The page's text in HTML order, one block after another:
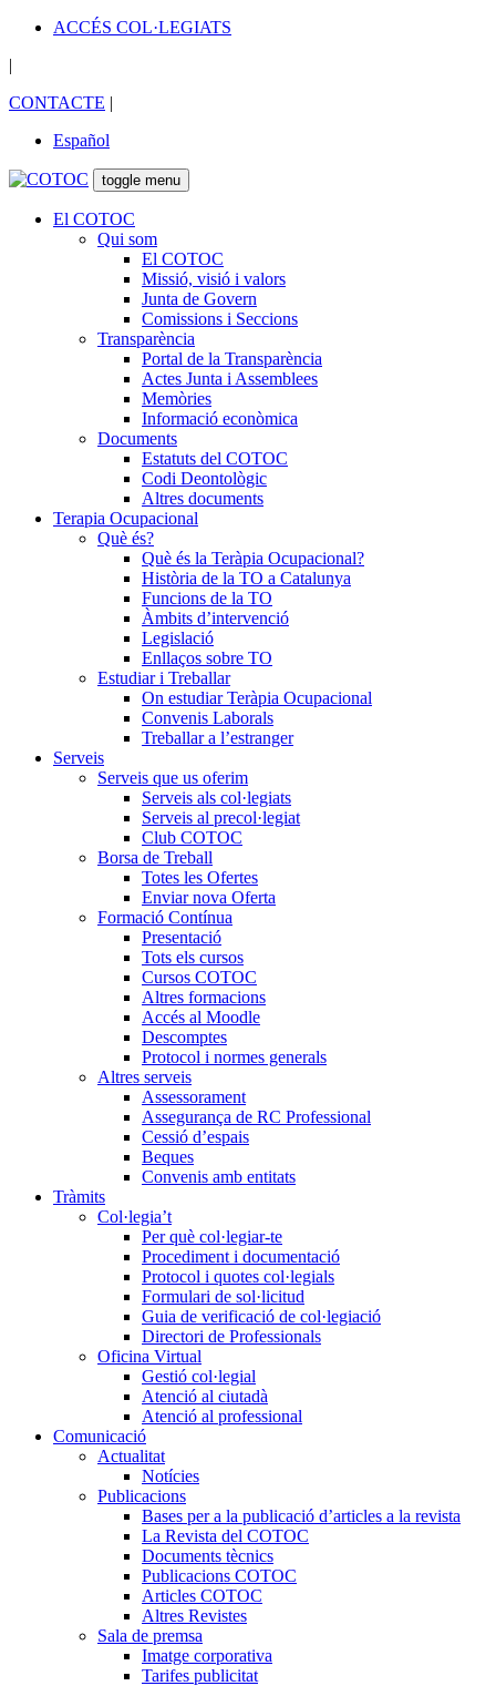
ACCÉS COL·LEGIATS
|
CONTACTE |
Español
toggle menu
El COTOC
Qui som
El COTOC
Missió, visió i valors
Junta de Govern
Comissions i Seccions
Transparència
Portal de la Transparència
Actes Junta i Assemblees
Memòries
Informació econòmica
Documents
Estatuts del COTOC
Codi Deontològic
Altres documents
Terapia Ocupacional
Què és?
Què és la Teràpia Ocupacional?
Història de la TO a Catalunya
Funcions de la TO
Àmbits d’intervenció
Legislació
Enllaços sobre TO
Estudiar i Treballar
On estudiar Teràpia Ocupacional
Convenis Laborals
Treballar a l’estranger
Serveis
Serveis que us oferim
Serveis als col·legiats
Serveis al precol·legiat
Club COTOC
Borsa de Treball
Totes les Ofertes
Enviar nova Oferta
Formació Contínua
Presentació
Tots els cursos
Cursos COTOC
Altres formacions
Accés al Moodle
Descomptes
Protocol i normes generals
Altres serveis
Assessorament
Assegurança de RC Professional
Cessió d’espais
Beques
Convenis amb entitats
Tràmits
Col·legia’t
Per què col·legiar-te
Procediment i documentació
Protocol i quotes col·legials
Formulari de sol·licitud
Guia de verificació de col·legiació
Directori de Professionals
Oficina Virtual
Gestió col·legial
Atenció al ciutadà
Atenció al professional
Comunicació
Actualitat
Notícies
Publicacions
Bases per a la publicació d’articles a la revista
La Revista del COTOC
Documents tècnics
Publicacions COTOC
Articles COTOC
Altres Revistes
Sala de premsa
Imatge corporativa
Tarifes publicitat